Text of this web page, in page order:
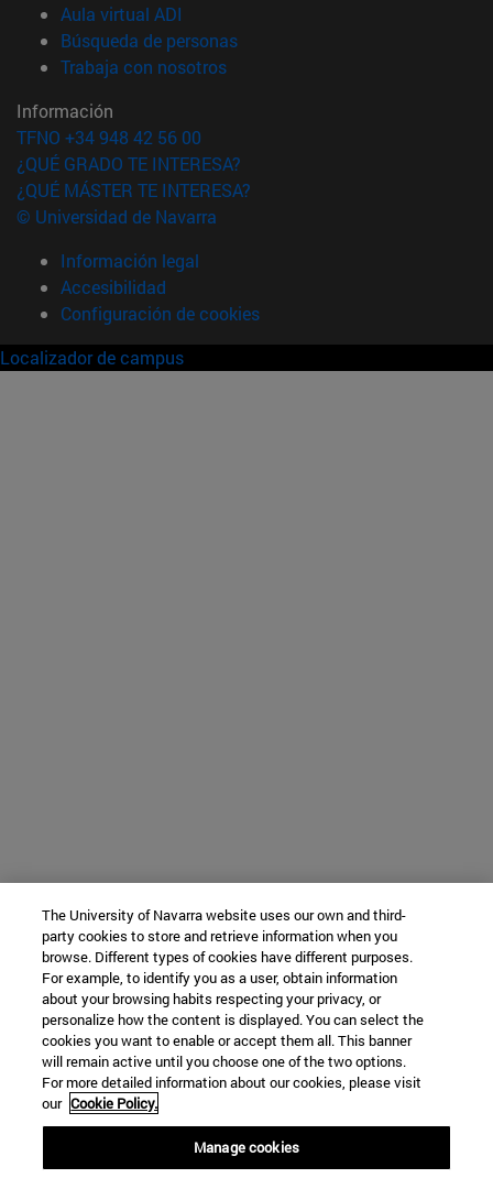
Aula virtual ADI
Búsqueda de personas(abre en nueva ventana)
Trabaja con nosotros(abre en nueva ventana)
Información
TFNO +34 948 42 56 00
¿QUÉ GRADO TE INTERESA?
¿QUÉ MÁSTER TE INTERESA?
© Universidad de Navarra
Información legal
Accesibilidad
Configuración de cookies
Localizador de campus
The University of Navarra website uses our own and third-
party cookies to store and retrieve information when you
browse. Different types of cookies have different purposes.
For example, to identify you as a user, obtain information
about your browsing habits respecting your privacy, or
personalize how the content is displayed. You can select the
cookies you want to enable or accept them all. This banner
will remain active until you choose one of the two options.
For more detailed information about our cookies, please visit
our Cookie Policy.
Manage cookies